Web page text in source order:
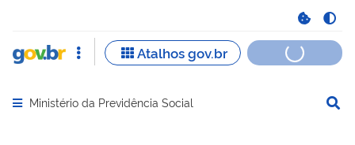
Abrir menu principal de navegação
Ministério da Previdência Social